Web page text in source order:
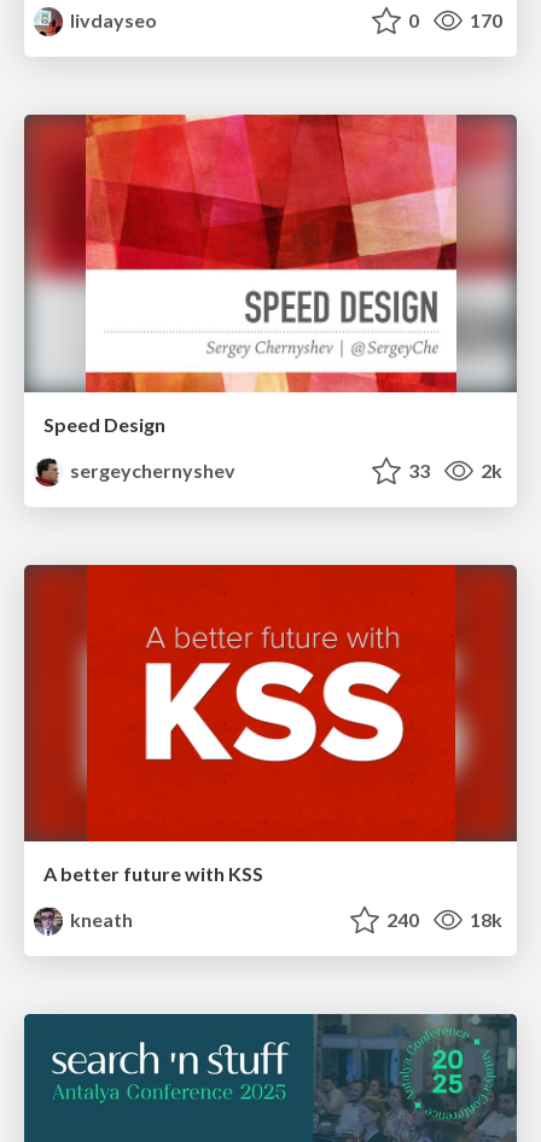
livdayseo
0 170
Speed Design
sergeychernyshev
33 2k
A better future with KSS
kneath
240 18k